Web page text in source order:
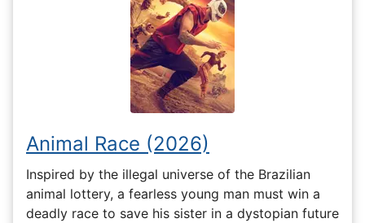
Animal Race (2026)
Inspired by the illegal universe of the Brazilian
animal lottery, a fearless young man must win a
deadly race to save his sister in a dystopian future